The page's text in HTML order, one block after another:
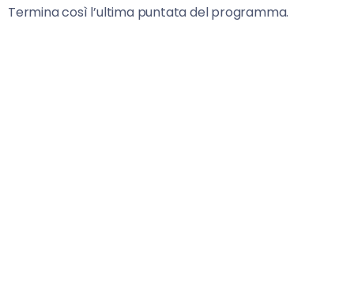
Termina così l’ultima puntata del programma.